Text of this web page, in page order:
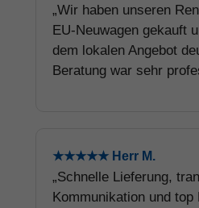
„Wir haben unseren
EU-Neuwagen gekauft
dem lokalen Angebot
Beratung war sehr
★★★★★ Herr M.
„Schnelle Lieferung,
Kommunikation und